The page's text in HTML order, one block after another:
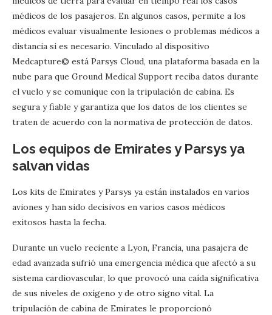
médicos de los pasajeros. En algunos casos, permite a los
médicos evaluar visualmente lesiones o problemas médicos a
distancia si es necesario. Vinculado al dispositivo
Medcapture© está Parsys Cloud, una plataforma basada en la
nube para que Ground Medical Support reciba datos durante
el vuelo y se comunique con la tripulación de cabina. Es
segura y fiable y garantiza que los datos de los clientes se
traten de acuerdo con la normativa de protección de datos.
Los equipos de Emirates y Parsys ya
salvan vidas
Los kits de Emirates y Parsys ya están instalados en varios
aviones y han sido decisivos en varios casos médicos
exitosos hasta la fecha.
Durante un vuelo reciente a Lyon, Francia, una pasajera de
edad avanzada sufrió una emergencia médica que afectó a su
sistema cardiovascular, lo que provocó una caída significativa
de sus niveles de oxígeno y de otro signo vital. La
tripulación de cabina de Emirates le proporcionó